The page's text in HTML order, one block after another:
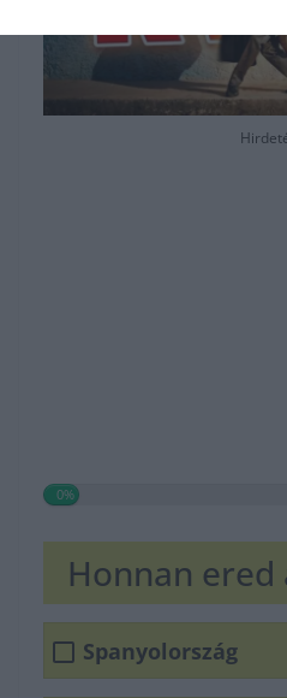
0%
Honnan ered
Spanyolország